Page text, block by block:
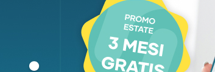
tra cui tempo, velocità, distanza,
ruote anteriori di trasporto e a una
spostata da una stanza
che per una pedalata più